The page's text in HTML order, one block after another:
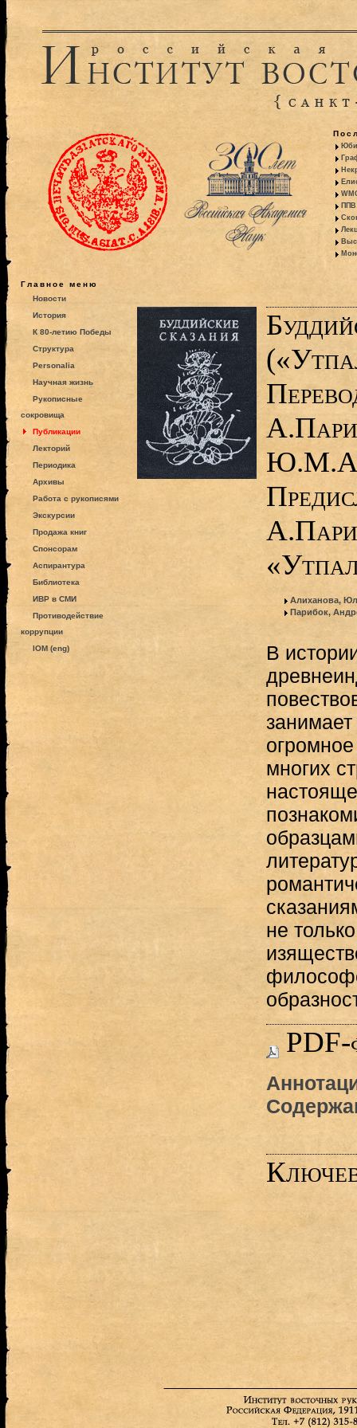
ППВ
Главное меню
Новости
История
К 80-летию Победы
Структура
Personalia
Научная жизнь
Рукописные
сокровища
Публикации
Лекторий
Периодика
Архивы
Работа с рукописями
Экскурсии
Продажа книг
Спонсорам
Аспирантура
Библиотека
ИВР в СМИ
Противодействие
коррупции
IOM (eng)
Алиханова,
Парибок,
В
многих
не
PDF-